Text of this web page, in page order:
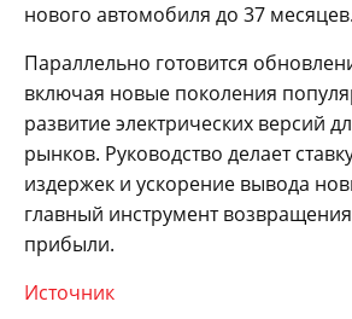
нового автомобиля до 37 месяцев.
Параллельно готовится
включая новые поколения
развитие электрических версий
рынков. Руководство делает
издержек и ускорение вывода
главный инструмент
прибыли.
Источник